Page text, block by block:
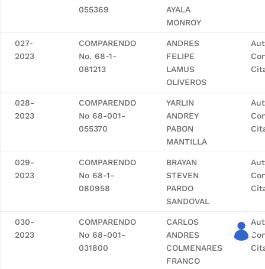
055369
AYALA
MONROY
027-
2023
COMPARENDO
No. 68-1-
081213
ANDRES
FELIPE
LAMUS
OLIVEROS
028-
2023
COMPARENDO
No 68-001-
055370
YARLIN
ANDREY
PABON
MANTILLA
029-
2023
COMPARENDO
No 68-1-
080958
BRAYAN
STEVEN
PARDO
SANDOVAL
030-
2023
COMPARENDO
No 68-001-
031800
CARLOS
ANDRES
COLMENARES
FRANCO